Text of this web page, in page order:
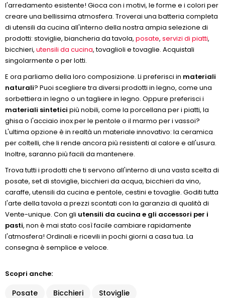
l'arredamento esistente! Gioca con i motivi, le forme e i colori per
creare una bellissima atmosfera. Troverai una batteria completa
di utensili da cucina all'interno della nostra ampia selezione di
prodotti: stoviglie, biancheria da tavola, posate, servizi di piatti,
bicchieri, utensili da cucina, tovaglioli e tovaglie. Acquistali
singolarmente o per lotti.
E ora parliamo della loro composizione. Li preferisci in materiali
naturali? Puoi scegliere tra diversi prodotti in legno, come una
sorbettiera in legno o un tagliere in legno. Oppure preferisci i
materiali sintetici più nobili, come la porcellana per i piatti, la
ghisa o l'acciaio inox per le pentole o il marmo per i vassoi?
L'ultima opzione è in realtà un materiale innovativo: la ceramica
per coltelli, che li rende ancora più resistenti al calore e all'usura.
Inoltre, saranno più facili da mantenere.
Trova tutti i prodotti che ti servono all'interno di una vasta scelta di
posate, set di stoviglie, bicchieri da acqua, bicchieri da vino,
caraffe, utensili da cucina e pentole, cestini e tovaglie. Goditi tutta
l'arte della tavola a prezzi scontati con la garanzia di qualità di
Vente-unique. Con gli utensili da cucina e gli accessori per i
pasti, non è mai stato così facile cambiare rapidamente
l'atmosfera! Ordinali e ricevili in pochi giorni a casa tua. La
consegna è semplice e veloce.
Scopri anche:
Posate Bicchieri Stoviglie